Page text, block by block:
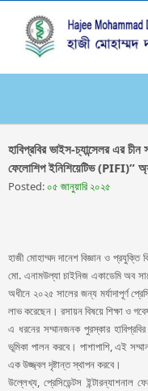
হাবিপ্রবির ভাইস-চ্যান্সেলর এর চীন
ফেলোশিপ ইনিশিয়েটিভ (PIFI)”
Posted: ০৫ জানুয়ারি ২০২৫
হাজী মোহাম্মদ দানেশ বিজ্ঞান ও প্রযুক্তি
মো. এনামউল্যা চাইনিজ একাডেমি
অধীনে ২০২৫ সালের জন্য মর্যাদাপূর্ণ
লাভ করেছেন। রসায়ন বিষয়ে শিক্ষা ও
এ ধরনের সম্মানজনক পুরস্কার
ভূমিকা পালন করবে। পাশাপাশি, এই
এক উজ্জ্বল দৃষ্টান্ত স্থাপন করবে।
উল্লেখ্য, প্রেসিডেন্টস ইন্টারন্যাশনাল